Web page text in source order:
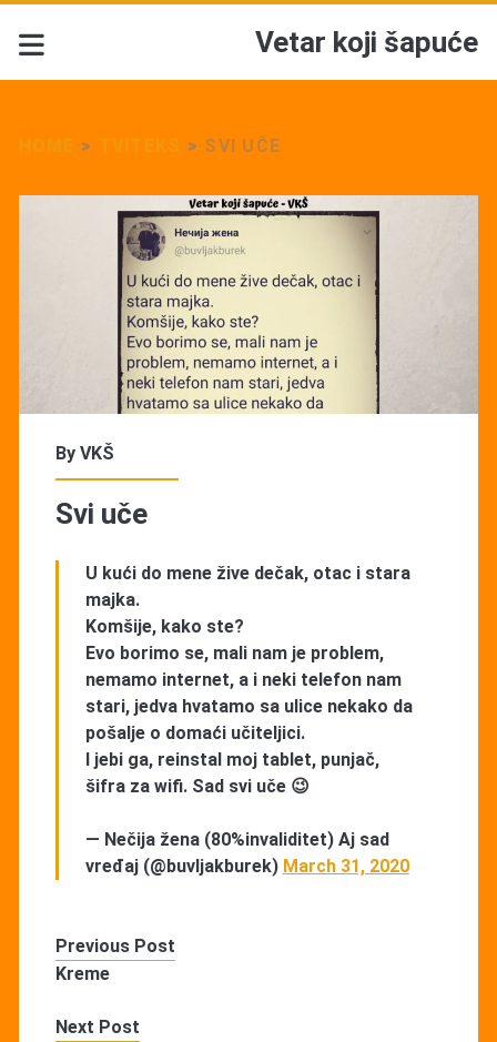
Vetar koji šapuće
> > SVI UČE
By VKŠ
Svi uče
U kući do mene žive dečak, otac i stara
majka.
Komšije, kako ste?
Evo borimo se, mali nam je problem,
nemamo internet, a i neki telefon nam
stari, jedva hvatamo sa ulice nekako da
pošalje o domaći učiteljici.
I jebi ga, reinstal moj tablet, punjač,
šifra za wifi. Sad svi uče 😉
— Nečija žena (80%invaliditet) Aj sad
vređaj (@buvljakburek) March 31, 2020
Previous Post
Kreme
Next Post